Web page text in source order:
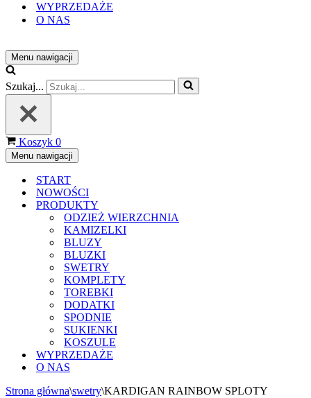
WYPRZEDAŻE
O NAS
Menu nawigacji
Szukaj...
Koszyk 0
Menu nawigacji
START
NOWOŚCI
PRODUKTY
ODZIEŻ WIERZCHNIA
KAMIZELKI
BLUZY
BLUZKI
SWETRY
KOMPLETY
TOREBKI
DODATKI
SPODNIE
SUKIENKI
KOSZULE
WYPRZEDAŻE
O NAS
Strona główna\swetry\KARDIGAN RAINBOW SPLOTY